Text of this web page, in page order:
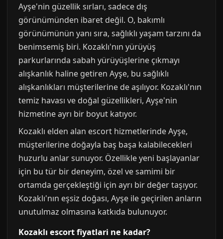
Ayşe'nin güzellik sırları, sadece dış
görünümünden ibaret değil. O, bakımlı
görünümünün yanı sıra, sağlıklı yaşam tarzını da
benimsemiş biri. Kozaklı'nın yürüyüş
parkurlarında sabah yürüyüşlerine çıkmayı
alışkanlık haline getiren Ayşe, bu sağlıklı
alışkanlıkları müşterilerine de aşılıyor. Kozaklı'nın
temiz havası ve doğal güzellikleri, Ayşe'nin
hizmetine ayrı bir boyut katıyor.
Kozaklı elden alan escort hizmetlerinde Ayşe,
müşterilerine doğayla baş başa kalabilecekleri
huzurlu anlar sunuyor. Özellikle yeni başlayanlar
için bu tür bir deneyim, özel ve samimi bir
ortamda gerçekleştiği için ayrı bir değer taşıyor.
Kozaklı'nın eşsiz doğası, Ayşe ile geçirilen anların
unutulmaz olmasına katkıda bulunuyor.
Kozaklı escort fiyatlari ne kadar?